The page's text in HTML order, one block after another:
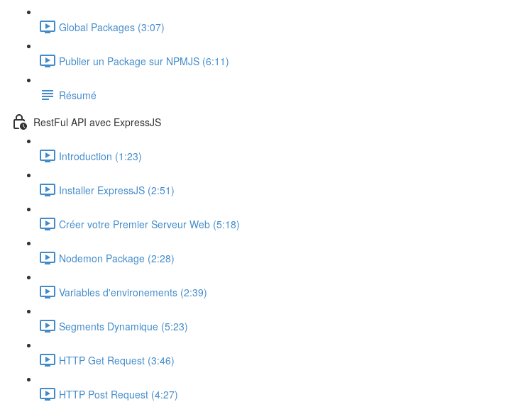
Global Packages (3:07)
Publier un Package sur NPMJS (6:11)
Résumé
RestFul API avec ExpressJS
Introduction (1:23)
Installer ExpressJS (2:51)
Créer votre Premier Serveur Web (5:18)
Nodemon Package (2:28)
Variables d'environements (2:39)
Segments Dynamique (5:23)
HTTP Get Request (3:46)
HTTP Post Request (4:27)